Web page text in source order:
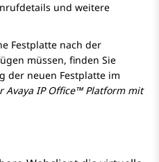
und weitere
Festplatte nach der
müssen, finden Sie
der neuen Festplatte im
Avaya IP Office™ Platform mit